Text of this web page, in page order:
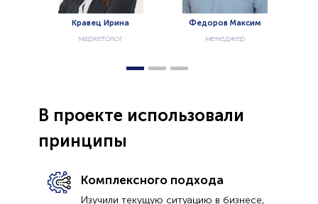
Кравец Ирина
маркетолог
Федоров Максим
менеджер
В проекте использовали
принципы
Комплексного подхода
Изучили текущую ситуацию в бизнесе,